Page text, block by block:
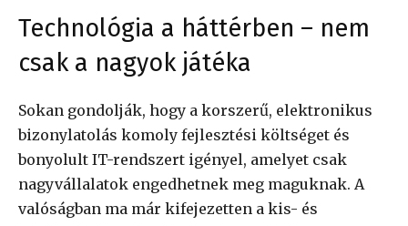
Technológia a háttérben – nem
csak a nagyok játéka
Sokan gondolják, hogy a korszerű, elektronikus
bizonylatolás komoly fejlesztési költséget és
bonyolult IT-rendszert igényel, amelyet csak
nagyvállalatok engedhetnek meg maguknak. A
valóságban ma már kifejezetten a kis- és